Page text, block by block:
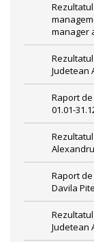
manager
Judetean
Raport
01.01-
Raport
Davila
Judetean